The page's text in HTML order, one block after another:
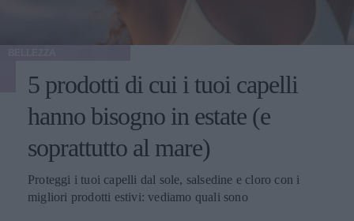
5 prodotti di cui i tuoi capelli
hanno bisogno in estate (e
soprattutto al mare)
Proteggi i tuoi capelli dal sole, salsedine e cloro con i
migliori prodotti estivi: vediamo quali sono